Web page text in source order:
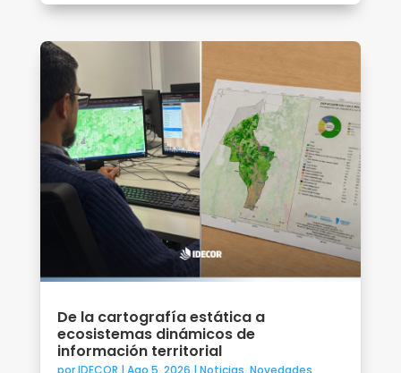
De la cartografía estática a
ecosistemas dinámicos de
información territorial